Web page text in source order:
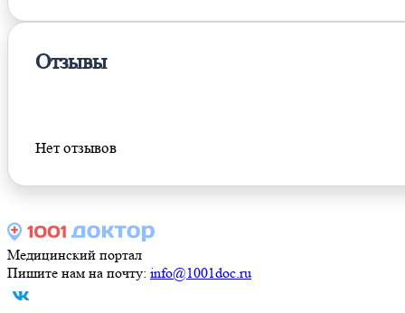
Отзывы
Нет отзывов
Медицинский портал
Пишите нам на почту: info@1001doc.ru